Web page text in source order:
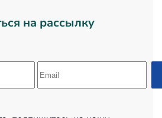
на рассылку